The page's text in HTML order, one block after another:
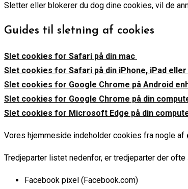
Sletter eller blokerer du dog dine cookies, vil de
Guides til sletning af cookies
Slet cookies for Safari på din mac
Slet cookies for Safari på din iPhone, iPad
Slet cookies for Google Chrome på Android
Slet cookies for Google Chrome på din
Slet cookies for Microsoft Edge på din
Vores hjemmeside indeholder cookies fra nogle af
Tredjeparter listet nedenfor, er tredjeparter der
Facebook pixel (Facebook.com)